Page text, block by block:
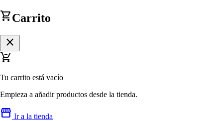
shopping_cartCarrito
close
remove_shopping_cart
Tu carrito está vacío
Empieza a añadir productos desde la tienda.
storefront Ir a la tienda